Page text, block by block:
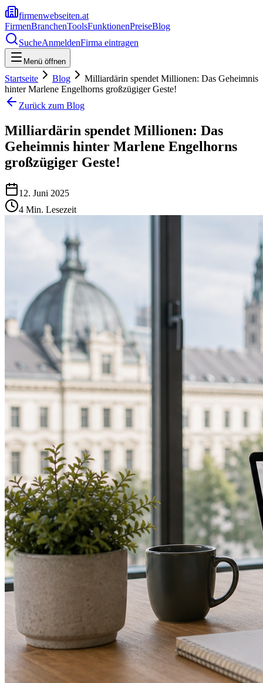
firmenwebseiten.at
FirmenBranchenToolsFunktionenPreiseBlog
SucheAnmeldenFirma eintragen
Menü öffnen
Startseite Blog
Milliardärin spendet Millionen: Das Geheimnis
hinter Marlene Engelhorns großzügiger Geste!
Zurück zum Blog
Milliardärin spendet Millionen: Das
Geheimnis hinter Marlene Engelhorns
großzügiger Geste!
12. Juni 2025
4 Min. Lesezeit